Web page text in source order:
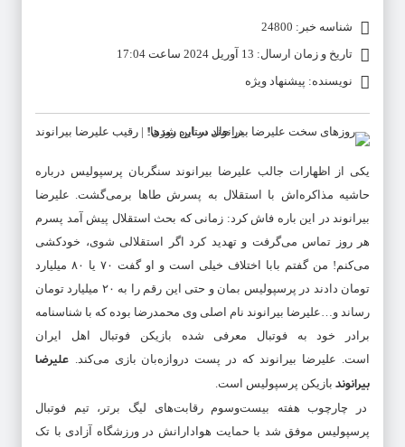
شناسه خبر: 24800
تاریخ و زمان ارسال: 13 آوریل 2024 ساعت 17:04
نویسنده: پیشنهاد ویژه
یکی از اظهارات جالب علیرضا بیرانوندسنگربان پرسپولیس درباره
حاشیه مذاکره‌اش با استقلال به پسرش طاها برمی‌گشت. علیرضا
بیرانوند در این باره فاش کرد: زمانی که بحث استقلال پیش آمد پسرم
هر روز تماس می‌گرفت و تهدید کرد اگر استقلالی شوی، خودکشی
می‌کنم! من گفتم بابا اختلاف خیلی است و او گفت ۷۰ یا ۸۰ میلیارد
تومان دادند در پرسپولیس بمان و حتی این رقم را به ۲۰ میلیارد تومان
رساند و…علیرضا بیرانوند نام اصلی وی محمدرضا بوده که با شناسنامه
برادر خود به فوتبال معرفی شده بازیکن فوتبال اهل ایران
است. علیرضا بیرانوند که در پست دروازه‌بان بازی می‌کند. علیرضا
بیرانوند بازیکن پرسپولیس است.​
در چارچوب هفته بیست‌وسوم رقابت‌های لیگ برتر، تیم فوتبال
پرسپولیس موفق شد با حمایت هوادارانش در ورزشگاه آزادی با تک